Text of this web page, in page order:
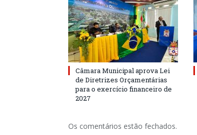
Câmara Municipal aprova Lei
de Diretrizes Orçamentárias
para o exercício financeiro de
2027
Os comentários estão fechados.